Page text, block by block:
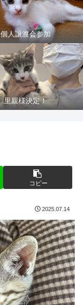
個人譲渡会参加
里親様決定！
コピー
2025.07.14